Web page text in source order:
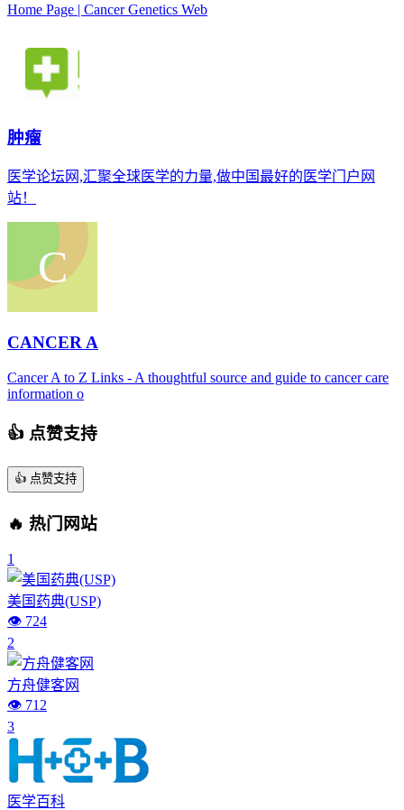
Home Page | Cancer Genetics Web
肿瘤
医学论坛网,汇聚全球医学的力量,做中国最好的医学门户网
站！
CANCER A
Cancer A to Z Links - A thoughtful source and guide to cancer care
information o
👍 点赞支持
👍 点赞支持
🔥 热门网站
1
美国药典(USP)
👁️ 724
2
方舟健客网
👁️ 712
3
医学百科